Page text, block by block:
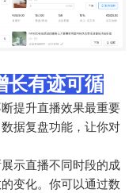
长有迹可循
提升直播效果最重要
据复盘功能，让你对
示直播不同时段的成
变化。你可以通过数